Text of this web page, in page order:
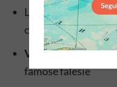
La
Foresta Umbra,
con percorsi di
Vieste, con il suo
famose falesie